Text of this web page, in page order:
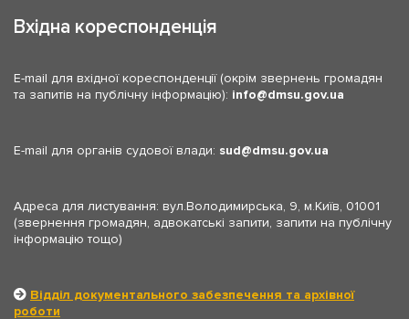
Вхідна кореспонденція
E-mail для вхідної кореспонденції (окрім звернень громадян
та запитів на публічну інформацію): info dmsu.gov.ua
E-mail для органів судової влади: sud dmsu.gov.ua
Адреса для листування: вул.Володимирська, 9, м.Київ, 01001
(звернення громадян, адвокатські запити, запити на публічну
інформацію тощо)
Відділ документального забезпечення та архівної
роботи